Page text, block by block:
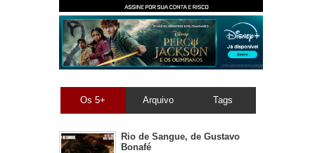
Os 5+ Arquivo Tags
Rio de Sangue, de Gustavo
Bonafé